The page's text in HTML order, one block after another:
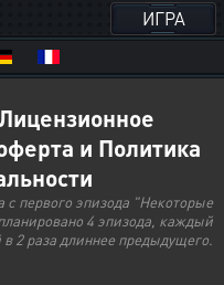
ИГРА
и Политика
с первого эпизода "Некоторые
4 эпизода, каждый
2 раза длиннее предыдущего.